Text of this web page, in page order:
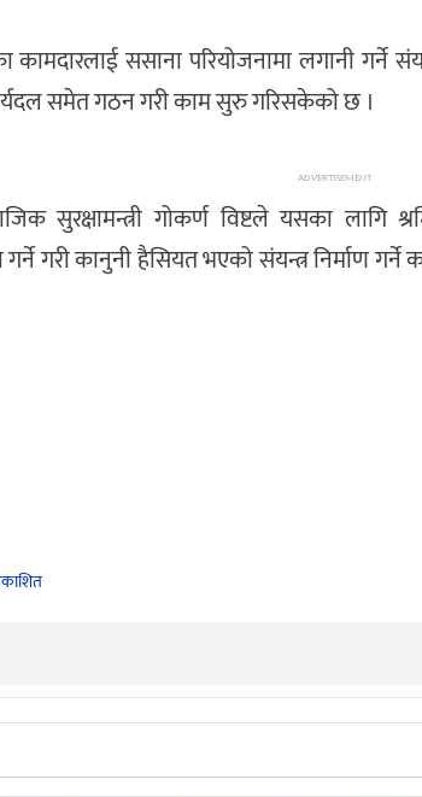
ससाना परियोजनामा लगानी गर्ने
समेत गठन गरी काम सुरु गरिसकेको छ ।
ADVERTISEMENT
सुरक्षामन्त्री गोकर्ण विष्टले यसका
गरी कानुनी हैसियत भएको संयन्त्र निर्माण